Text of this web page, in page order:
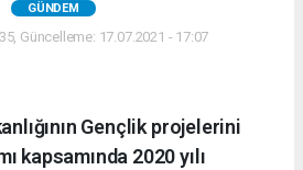
GÜNDEM
Güncelleme: 17.07.2021 - 17:07
Gençlik projelerini
kapsamında 2020 yılı